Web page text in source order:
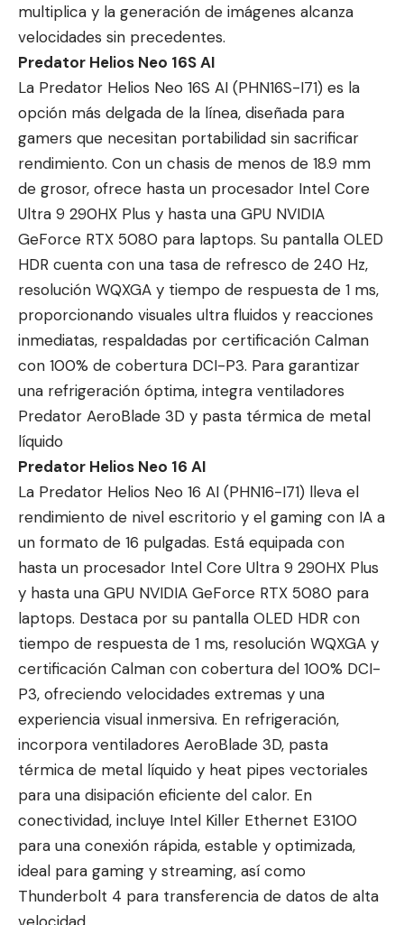
multiplica y la generación de imágenes alcanza
velocidades sin precedentes.
Predator Helios Neo 16S AI
La Predator Helios Neo 16S AI (PHN16S-I71) es la
opción más delgada de la línea, diseñada para
gamers que necesitan portabilidad sin sacrificar
rendimiento. Con un chasis de menos de 18.9 mm
de grosor, ofrece hasta un procesador Intel Core
Ultra 9 290HX Plus y hasta una GPU NVIDIA
GeForce RTX 5080 para laptops. Su pantalla OLED
HDR cuenta con una tasa de refresco de 240 Hz,
resolución WQXGA y tiempo de respuesta de 1 ms,
proporcionando visuales ultra fluidos y reacciones
inmediatas, respaldadas por certificación Calman
con 100% de cobertura DCI-P3. Para garantizar
una refrigeración óptima, integra ventiladores
Predator AeroBlade 3D y pasta térmica de metal
líquido
Predator Helios Neo 16 AI
La Predator Helios Neo 16 AI (PHN16-I71) lleva el
rendimiento de nivel escritorio y el gaming con IA a
un formato de 16 pulgadas. Está equipada con
hasta un procesador Intel Core Ultra 9 290HX Plus
y hasta una GPU NVIDIA GeForce RTX 5080 para
laptops. Destaca por su pantalla OLED HDR con
tiempo de respuesta de 1 ms, resolución WQXGA y
certificación Calman con cobertura del 100% DCI-
P3, ofreciendo velocidades extremas y una
experiencia visual inmersiva. En refrigeración,
incorpora ventiladores AeroBlade 3D, pasta
térmica de metal líquido y heat pipes vectoriales
para una disipación eficiente del calor. En
conectividad, incluye Intel Killer Ethernet E3100
para una conexión rápida, estable y optimizada,
ideal para gaming y streaming, así como
Thunderbolt 4 para transferencia de datos de alta